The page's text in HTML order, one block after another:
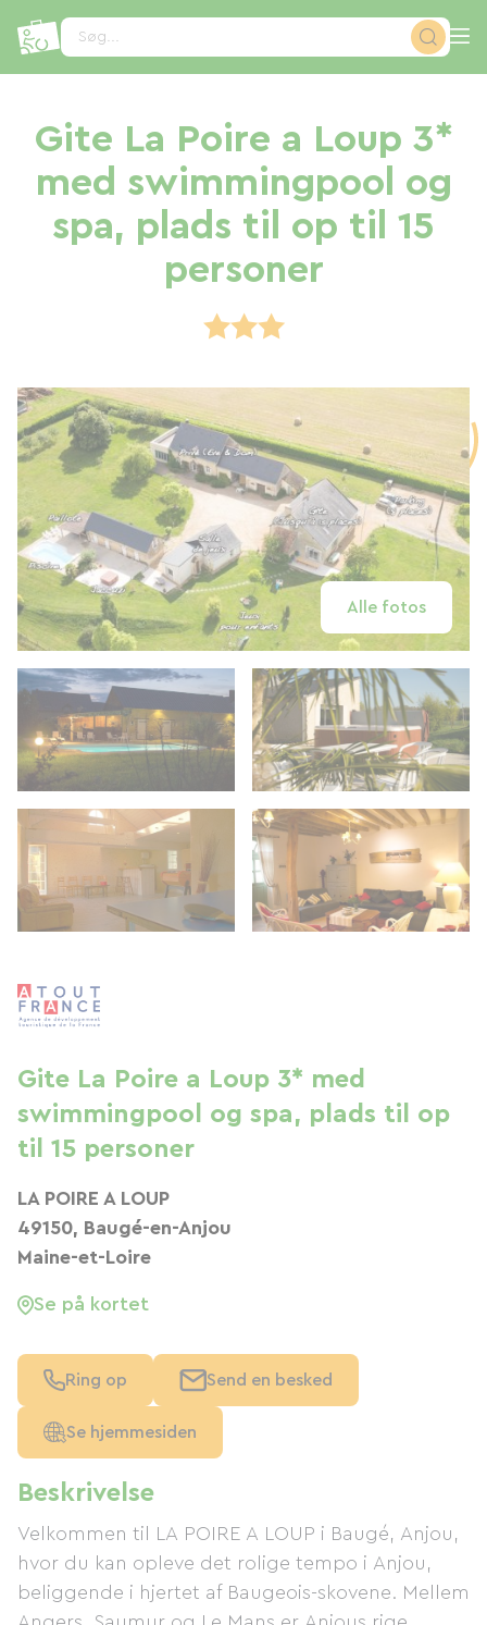
Søg...
Gite La Poire a Loup 3*
med swimmingpool og
spa, plads til op til 15
personer
Alle fotos
Beskrivelse
Velkommen til LA POIRE A LOUP i Baugé, Anjou,
hvor du kan opleve det rolige tempo i Anjou,
beliggende i hjertet af Baugeois-skovene. Mellem
Gite La Poire a Loup 3* med
swimmingpool og spa, plads til op
til 15 personer
LA POIRE A LOUP
49150, Baugé-en-Anjou
Maine-et-Loire
Se på kortet
Ring op Send en besked
Se hjemmesiden
CCookie-styringspanel